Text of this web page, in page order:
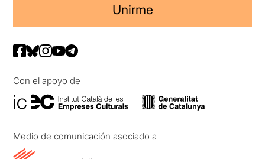
Unirme
Con el apoyo de
Medio de comunicación asociado a